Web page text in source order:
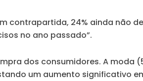
contrapartida, 24% ainda não
no ano passado”.
dos consumidores. A moda
um aumento significativo